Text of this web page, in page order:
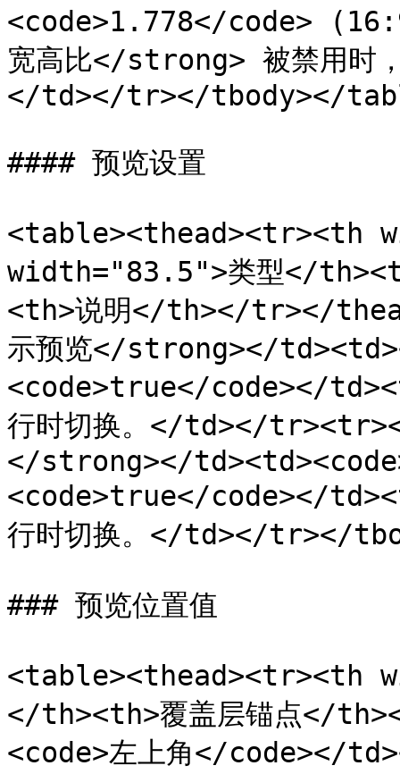
<code>1.778</code>
宽高比</strong> 被禁用时，
</td></tr></tbody></
#### 预览设置
<table><thead><tr><th
width="83.5">类型</
<th>说明</th></tr></
示预览</strong></
<code>true</code></
行时切换。</td></
</strong></
<code>true</code></
行时切换。</td></tr></
### 预览位置值
<table><thead><tr><th
</th><th>覆盖层锚点</
<code>左上角</code></